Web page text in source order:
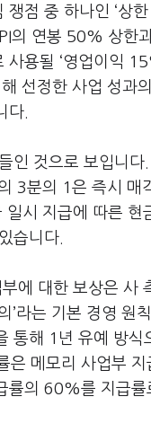
쟁점 중 하나인 ‘상한
의 연봉 50% 상한
사용될 ‘영업이익
선정한 사업 성과의
다
인 것으로 보입니다
3분의 1 은 즉시 매
일시 지급에 따른 현
습니다
에 대한 보상은 사
’라는 기본 경영 원
통해 1 년 유예 방식
은 메모리 사업부 지
률의 60%를 지급률